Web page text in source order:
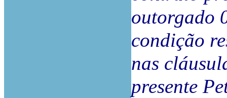
outorgado
condição
nas
presente